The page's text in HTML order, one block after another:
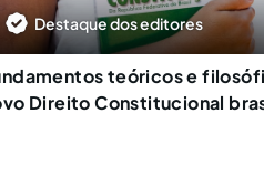
Destaque dos editores
teóricos e
Direito Constitucional